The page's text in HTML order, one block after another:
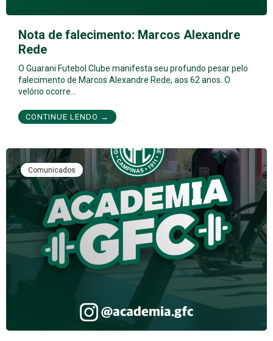
Nota de falecimento: Marcos Alexandre
Rede
O Guarani Futebol Clube manifesta seu profundo pesar pelo
falecimento de Marcos Alexandre Rede, aos 62 anos. O
velório ocorre…
CONTINUE LENDO →
Comunicados